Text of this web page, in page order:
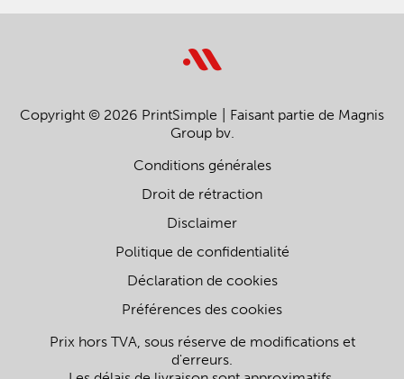
Copyright © 2026 PrintSimple
Faisant partie de Magnis
Group bv.
Conditions générales
Droit de rétraction
Disclaimer
Politique de confidentialité
Déclaration de cookies
Préférences des cookies
Prix hors TVA, sous réserve de modifications et
d'erreurs.